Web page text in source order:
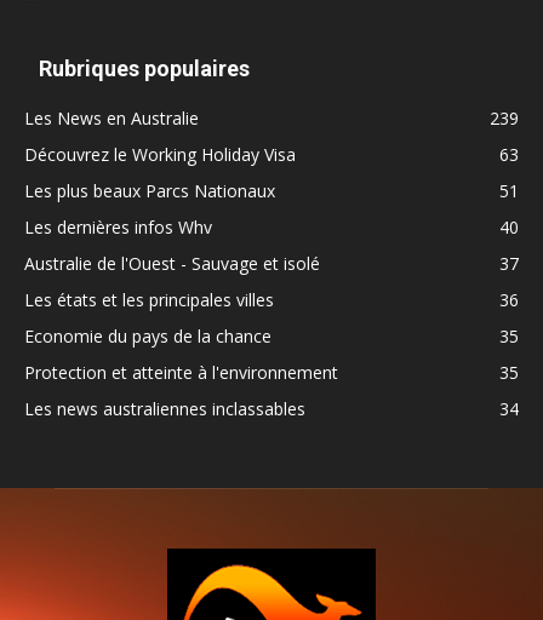
Rubriques populaires
Les News en Australie
239
Découvrez le Working Holiday Visa
63
Les plus beaux Parcs Nationaux
51
Les dernières infos Whv
40
Australie de l'Ouest - Sauvage et isolé
37
Les états et les principales villes
36
Economie du pays de la chance
35
Protection et atteinte à l'environnement
35
Les news australiennes inclassables
34